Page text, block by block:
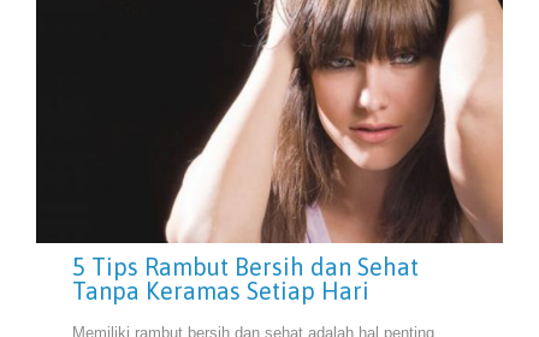
5 Tips Rambut Bersih dan Sehat
Tanpa Keramas Setiap Hari
Memiliki rambut bersih dan sehat adalah hal penting